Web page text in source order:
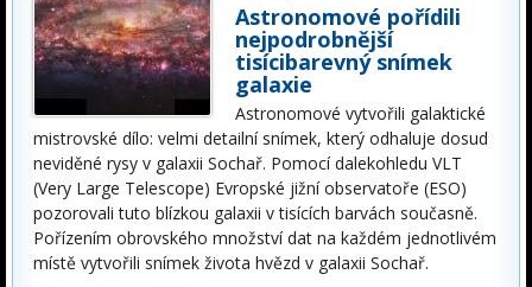
Astronomové pořídili
nejpodrobnější
tisícibarevný snímek
galaxie
Astronomové vytvořili galaktické
mistrovské dílo: velmi detailní snímek, který odhaluje dosud
neviděné rysy v galaxii Sochař. Pomocí dalekohledu VLT
(Very Large Telescope) Evropské jižní observatoře (ESO)
pozorovali tuto blízkou galaxii v tisících barvách současně.
Pořízením obrovského množství dat na každém jednotlivém
místě vytvořili snímek života hvězd v galaxii Sochař.